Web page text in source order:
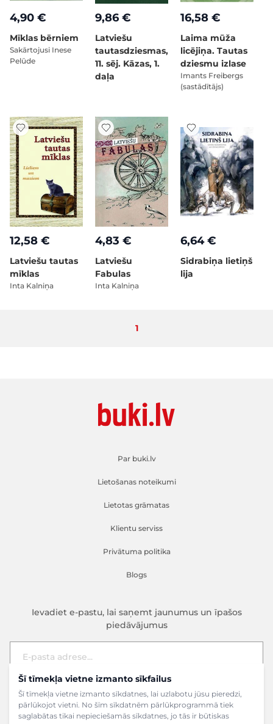
Šī tīmekļa vietne izmanto sīkfailus
Šī tīmekļa vietne izmanto sīkdatnes, lai uzlabotu jūsu pieredzi,
pārlūkojot vietni. No šīm sīkdatnēm pārlūkprogrammā tiek
saglabātas tikai nepieciešamās sīkdatnes, jo tās ir būtiskas
4,90 €
Mīklas bērniem
Sakārtojusi Inese
Pelūde
9,86 €
Latviešu
tautasdziesmas,
11. sēj. Kāzas, 1.
daļa
16,58 €
Laima mūža
licējiņa. Tautas
dziesmu izlase
Imants Freibergs
(sastādītājs)
12,58 €
Latviešu tautas
mīklas
Inta Kalniņa
4,83 €
Latviešu
Fabulas
Inta Kalniņa
6,64 €
Sidrabiņa lietiņš
lija
Pašlaik lasāt lapu
1
Par buki.lv
Lietošanas noteikumi
Lietotas grāmatas
Klientu serviss
Privātuma politika
Blogs
Ievadiet e-pastu, lai saņemt jaunumus un īpašos
piedāvājumus
E-pasta adrese
Pieteikties